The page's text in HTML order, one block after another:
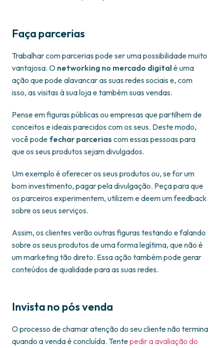
Faça parcerias
Trabalhar com parcerias pode ser uma possibilidade muito
vantajosa. O networking no mercado digitalé uma
ação que pode alavancar as suas redes sociais e, com
isso, as visitas à sua loja e também suas vendas.
Pense em figuras públicas ou empresas que partilhem de
conceitos e ideais parecidos com os seus. Deste modo,
você pode fechar parcerias com essas pessoas para
que os seus produtos sejam divulgados.
Um exemplo é oferecer os seus produtos ou, se for um
bom investimento, pagar pela divulgação. Peça para que
os parceiros experimentem, utilizem e deem um feedback
sobre os seus serviços.
Assim, os clientes verão outras figuras testando e falando
sobre os seus produtos de uma forma legítima, que não é
um marketing tão direto. Essa ação também pode gerar
conteúdos de qualidade para as suas redes.
Invista no pós venda
O processo de chamar atenção do seu cliente não termina
quando a venda é concluída. Tentepedir a avaliação do